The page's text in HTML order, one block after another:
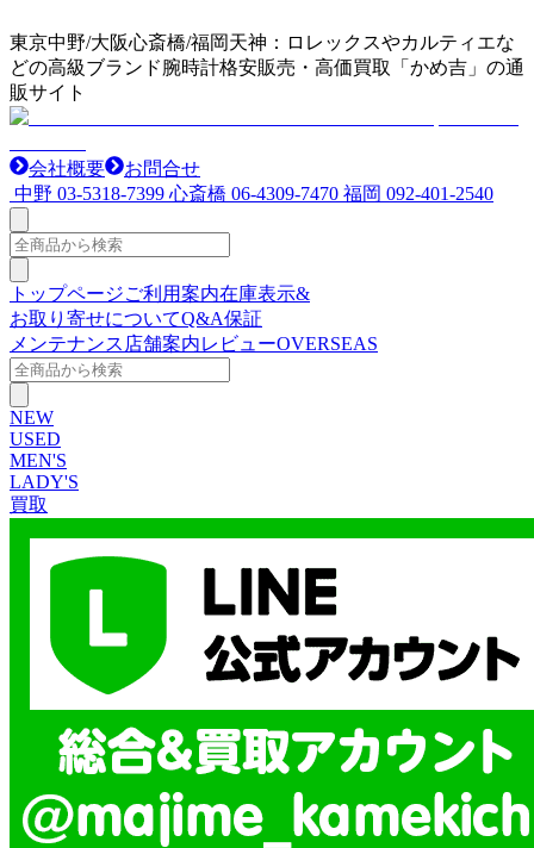
東京中野/大阪心斎橋/福岡天神：ロレックスやカルティエな
どの高級ブランド腕時計格安販売・高価買取「かめ吉」の通
販サイト
会社概要
お問合せ
中野 03-5318-7399 心斎橋 06-4309-7470 福岡 092-401-2540
トップページご利用案内在庫表示&
お取り寄せについてQ&A保証
メンテナンス 店舗案内レビューOVERSEAS
NEW
USED
MEN'S
LADY'S
買取